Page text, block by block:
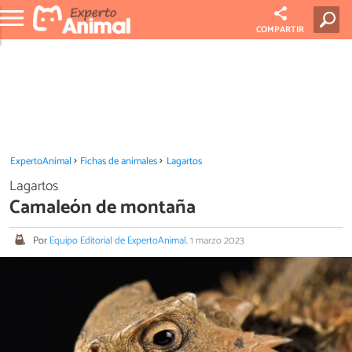
COMPARTIR
ExpertoAnimal Fichas de animales Lagartos
Lagartos
Camaleón de montaña
PorEquipo Editorial de ExpertoAnimal.1 marzo 2023